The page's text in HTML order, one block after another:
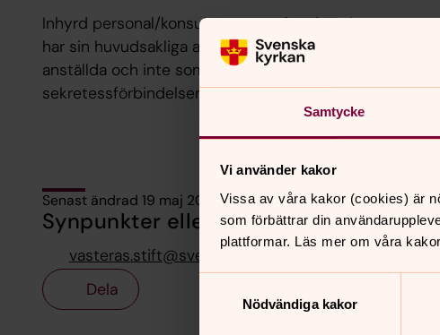
Samtycke
Vi använder kakor
Vissa av våra kakor (cookies) är
som förbättrar din
plattformar. Läs mer om våra
Nödvändiga kakor
Inhyrd personal/konsulter som utför sitt arbete som
har sin huvudsakliga arbetsplats på stiftskansliet,
anställda och inte som personuppgiftsbiträden.
sekretessförbindelser och liknande.
Senast ändrad 19 maj 2022
Synpunkter eller frågor på sidans
vasteras.stift@svenskakyrkan.se
Dela